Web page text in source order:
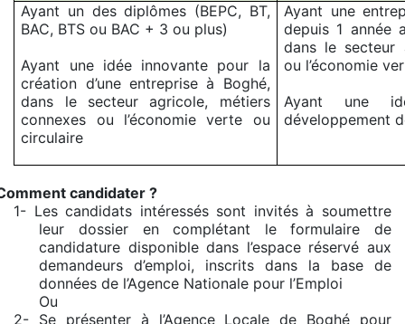
Ayant un des diplômes (BEPC, BT,
BAC, BTS ou BAC + 3 ou plus)
Ayant une idée innovante pour la
création d’une entreprise à Boghé,
dans le secteur agricole, métiers
connexes ou l’économie verte ou
circulaire
Ayant une
depuis 1 année
dans le secteur
ou l’économie
Ayant une
développement
candidater ?
1- Les candidats intéressés sont invités à soumettre
leur dossier en complétant le formulaire de
candidature disponible dans l’espace réservé aux
demandeurs d’emploi, inscrits dans la base de
données de l’Agence Nationale pour l’Emploi
Ou
2- Se présenter à l’Agence Locale de Boghé pour